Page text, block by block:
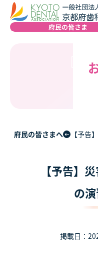
府民の皆さまへ 【予告
【予告】
の
掲載日：